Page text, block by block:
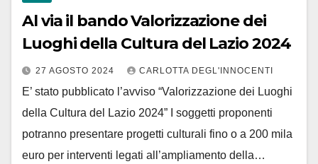
Al via il bando Valorizzazione dei
Luoghi della Cultura del Lazio 2024
27 AGOSTO 2024 CARLOTTA DEGL'INNOCENTI
E’ stato pubblicato l’avviso “Valorizzazione dei Luoghi
della Cultura del Lazio 2024” I soggetti proponenti
potranno presentare progetti culturali fino o a 200 mila
euro per interventi legati all’ampliamento della…